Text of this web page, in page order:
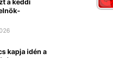
a keddi
kapja idén a